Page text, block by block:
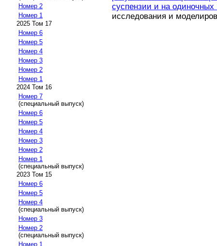
Номер 2
Номер 1
2025 Том 17
Номер 6
Номер 5
Номер 4
Номер 3
Номер 2
Номер 1
2024 Том 16
Номер 7
(специальный выпуск)
Номер 6
Номер 5
Номер 4
Номер 3
Номер 2
Номер 1
(специальный выпуск)
2023 Том 15
Номер 6
Номер 5
Номер 4
(специальный выпуск)
Номер 3
Номер 2
(специальный выпуск)
Номер 1
суспензии и на одиночных
исследования и